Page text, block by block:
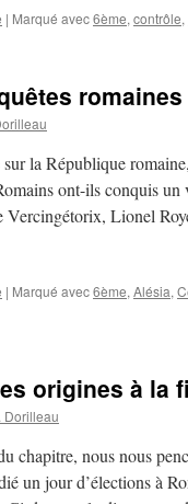
| Marqué avec6ème, contrôle,
romaines
la République
ont-ils conquis
Vercingétorix, Lionel
| Marqué avec6ème, Alésia,
origines à la
Dorilleau
chapitre, nous nous
un jour d’élections à